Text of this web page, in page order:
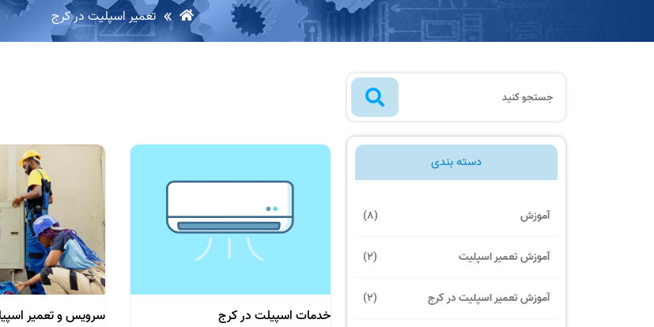
تعمیر اسپلیت در کرج
دسته بندی
آموزش (8)
آموزش تعمیر اسپلیت (2)
آموزش تعمیر اسپلیت در کرج (2)
خدمات اسپیلت در کرج سرویس و تعمیر